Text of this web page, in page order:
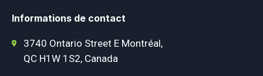
Informations de contact
3740 Ontario Street E Montréal,
QC H1W 1S2, Canada